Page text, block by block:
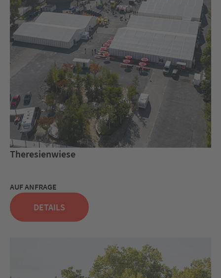
Theresienwiese
AUF ANFRAGE
DETAILS